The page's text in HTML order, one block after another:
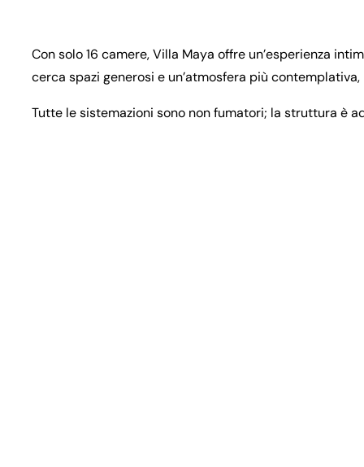
Con solo 16 camere, Villa Maya offre un’esperienza
cerca spazi generosi e un’atmosfera più
Tutte le sistemazioni sono non fumatori; la struttura è